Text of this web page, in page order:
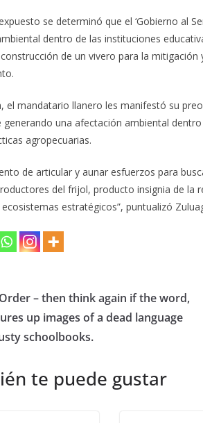
se determinó que el ‘Gobierno al
dentro de las instituciones
de un vivero para la
el mandatario llanero les manifestó su
generando una afectación ambiental
agropecuarias.
de articular y aunar esfuerzos para
del frijol, producto insignia de la
estratégicos”, puntualizó
– then think again if the word,
up images of a dead language
schoolbooks.
te puede gustar